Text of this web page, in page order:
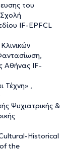
του
IF-EPFCL
Αθήνας IF-
Τέχνη» ,
Ψυχιατρικής &
Historical
the